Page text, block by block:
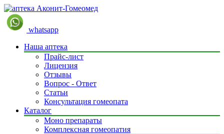
whatsapp
Наша аптека
Прайс-лист
Лицензия
Отзывы
Вопрос - Ответ
Статьи
Консультация гомеопата
Каталог
Моно препараты
Комплексная гомеопатия